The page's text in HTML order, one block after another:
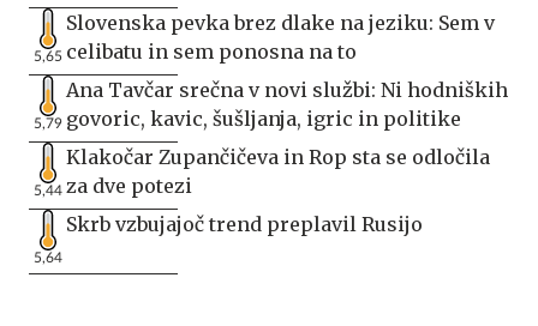
5,65
Slovenska pevka brez dlake na jeziku: Sem v
celibatu in sem ponosna na to
5,79
Ana Tavčar srečna v novi službi: Ni hodniških
govoric, kavic, šušljanja, igric in politike
5,44
Klakočar Zupančičeva in Rop sta se odločila
za dve potezi
5,64
Skrb vzbujajoč trend preplavil Rusijo